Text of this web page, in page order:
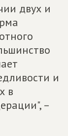
двух и
и
в
–